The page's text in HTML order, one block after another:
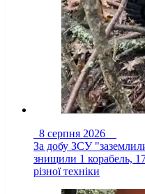
8 серпня 2026
За добу ЗСУ
знищили 1 корабель,
різної техніки